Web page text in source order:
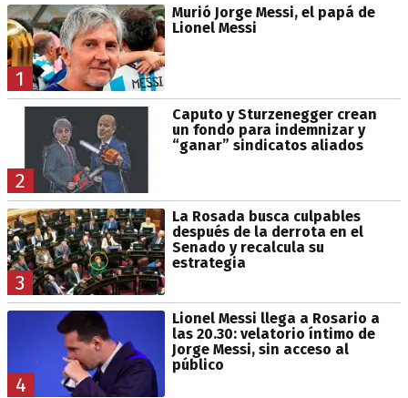
1
Murió Jorge Messi, el papá de
Lionel Messi
2
Caputo y Sturzenegger crean
un fondo para indemnizar y
“ganar” sindicatos aliados
3
La Rosada busca culpables
después de la derrota en el
Senado y recalcula su
estrategia
4
Lionel Messi llega a Rosario a
las 20.30: velatorio íntimo de
Jorge Messi, sin acceso al
público